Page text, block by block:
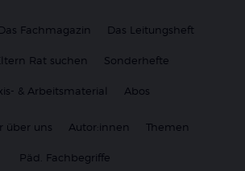
Das Fachmagazin Das Leitungsheft
Rat suchen Sonderhefte
& Arbeitsmaterial Abos
über uns Autor:innen Themen
Päd. Fachbegriffe